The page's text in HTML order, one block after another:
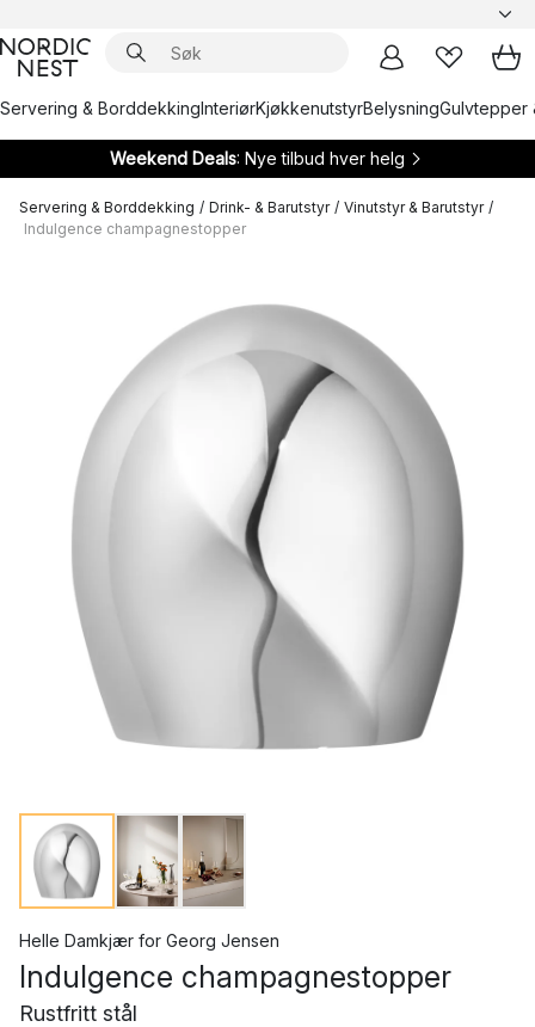
Servering & BorddekkingInteriørKjøkkenutstyrBelysningGulvtepper
Weekend Deals: Nye tilbud hver helg
Servering & Borddekking / Drink- & Barutstyr / Vinutstyr & Barutstyr /
Indulgence champagnestopper
Helle Damkjær for Georg Jensen
Indulgence champagnestopper
Rustfritt stål